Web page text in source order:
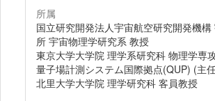
所属
国立研究開発法人宇宙航空研究開発機
所 宇宙物理学研究系 教授
東京大学大学院 理学系研究科 物理学専
量子場計測システム国際拠点(QUP) (主
北里大学大学院 理学研究科 客員教授